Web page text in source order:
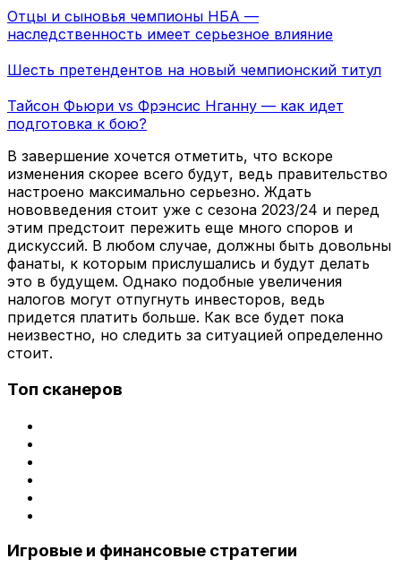
Отцы и сыновья чемпионы НБА —
наследственность имеет серьезное влияние
Шесть претендентов на новый чемпионский титул
Тайсон Фьюри vs Фрэнсис Нганну — как идет
подготовка к бою?
В завершение хочется отметить, что вскоре
изменения скорее всего будут, ведь правительство
настроено максимально серьезно. Ждать
нововведения стоит уже с сезона 2023/24 и перед
этим предстоит пережить еще много споров и
дискуссий. В любом случае, должны быть довольны
фанаты, к которым прислушались и будут делать
это в будущем. Однако подобные увеличения
налогов могут отпугнуть инвесторов, ведь
придется платить больше. Как все будет пока
неизвестно, но следить за ситуацией определенно
стоит.
Топ сканеров
Игровые и финансовые стратегии